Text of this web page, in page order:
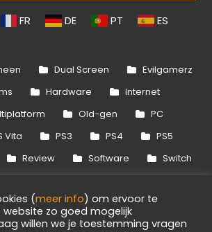
FR DE PT ES
Dual Screen
Evilgamerz
Hardware
Internet
Old-gen
PC
Vita PS3 PS4
PS5
Review Software
Switch
One Xbox Series
(meer info) om ervoor te
zo goed mogelijk
willen we je toestemming vragen